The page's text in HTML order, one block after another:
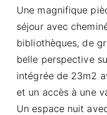
Une magnifique
séjour avec
bibliothèques, de
belle perspective
intégrée de 23m2
et un accès à une
Un espace nuit